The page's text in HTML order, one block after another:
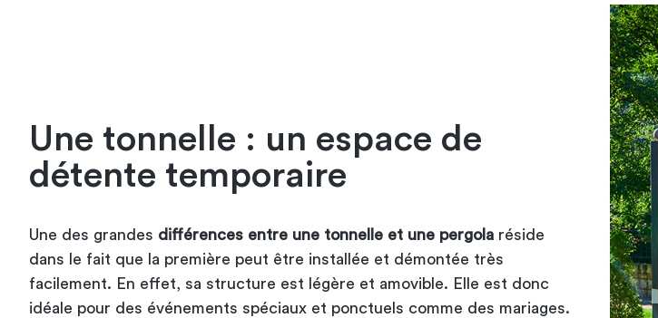
Une tonnelle : un espace de
détente temporaire
Une des grandes différences entre une tonnelle et une pergola réside
dans le fait que la première peut être installée et démontée très
facilement. En effet, sa structure est légère et amovible. Elle est donc
idéale pour des événements spéciaux et ponctuels comme des mariages.